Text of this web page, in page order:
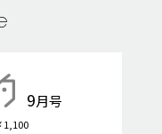
9月号